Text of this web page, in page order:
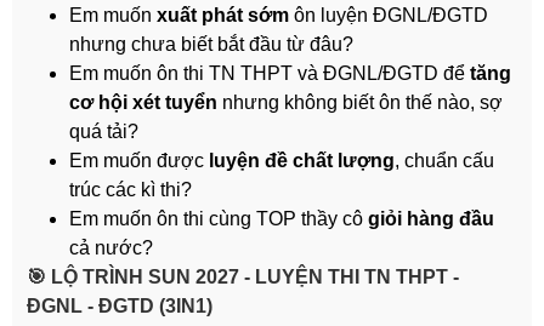
Em muốn xuất phát sớm ôn luyện ĐGNL/ĐGTD
nhưng chưa biết bắt đầu từ đâu?
Em muốn ôn thi TN THPT và ĐGNL/ĐGTD để tăng
cơ hội xét tuyển nhưng không biết ôn thế nào, sợ
quá tải?
Em muốn được luyện đề chất lượng, chuẩn cấu
trúc các kì thi?
Em muốn ôn thi cùng TOP thầy cô giỏi hàng đầu
cả nước?
️🎯 LỘ TRÌNH SUN 2027 - LUYỆN THI TN THPT -
ĐGNL - ĐGTD (3IN1)